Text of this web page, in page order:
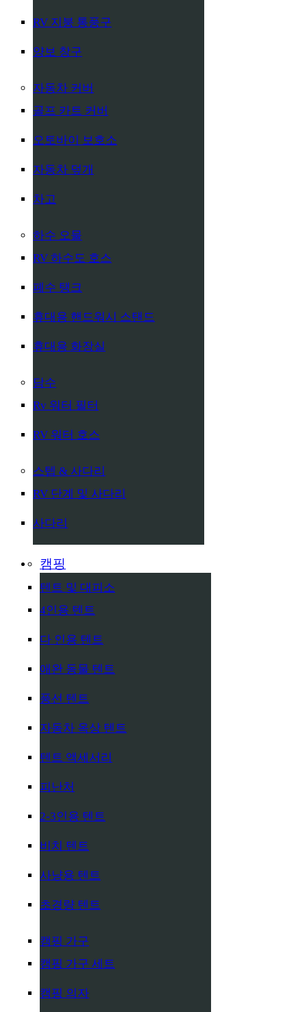
RV 지붕 통풍구
양보 창구
자동차 커버
골프 카트 커버
오토바이 보호소
자동차 덮개
차고
하수 오물
RV 하수도 호스
폐수 탱크
휴대용 핸드워시 스탠드
휴대용 화장실
담수
Rv 워터 필터
RV 워터 호스
스텝 & 사다리
RV 단계 및 사다리
사다리
캠핑
텐트 및 대피소
4인용 텐트
다 인용 텐트
애완 동물 텐트
풍선 텐트
자동차 옥상 텐트
텐트 액세서리
피난처
2-3인용 텐트
비치 텐트
사냥용 텐트
초경량 텐트
캠핑 가구
캠핑 가구 세트
캠핑 의자